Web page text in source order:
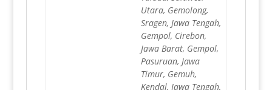
Utara, Gemolong,
Sragen, Jawa Tengah,
Gempol, Cirebon,
Jawa Barat, Gempol,
Pasuruan, Jawa
Timur, Gemuh,
Kendal, Jawa Tengah,